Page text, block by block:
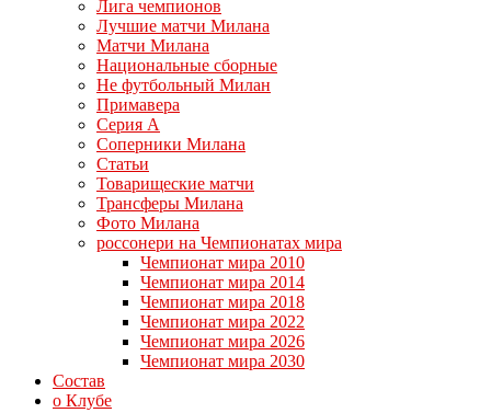
Лига чемпионов
Лучшие матчи Милана
Матчи Милана
Национальные сборные
Не футбольный Милан
Примавера
Серия А
Соперники Милана
Статьи
Товарищеские матчи
Трансферы Милана
Фото Милана
россонери на Чемпионатах мира
Чемпионат мира 2010
Чемпионат мира 2014
Чемпионат мира 2018
Чемпионат мира 2022
Чемпионат мира 2026
Чемпионат мира 2030
Состав
о Клубе